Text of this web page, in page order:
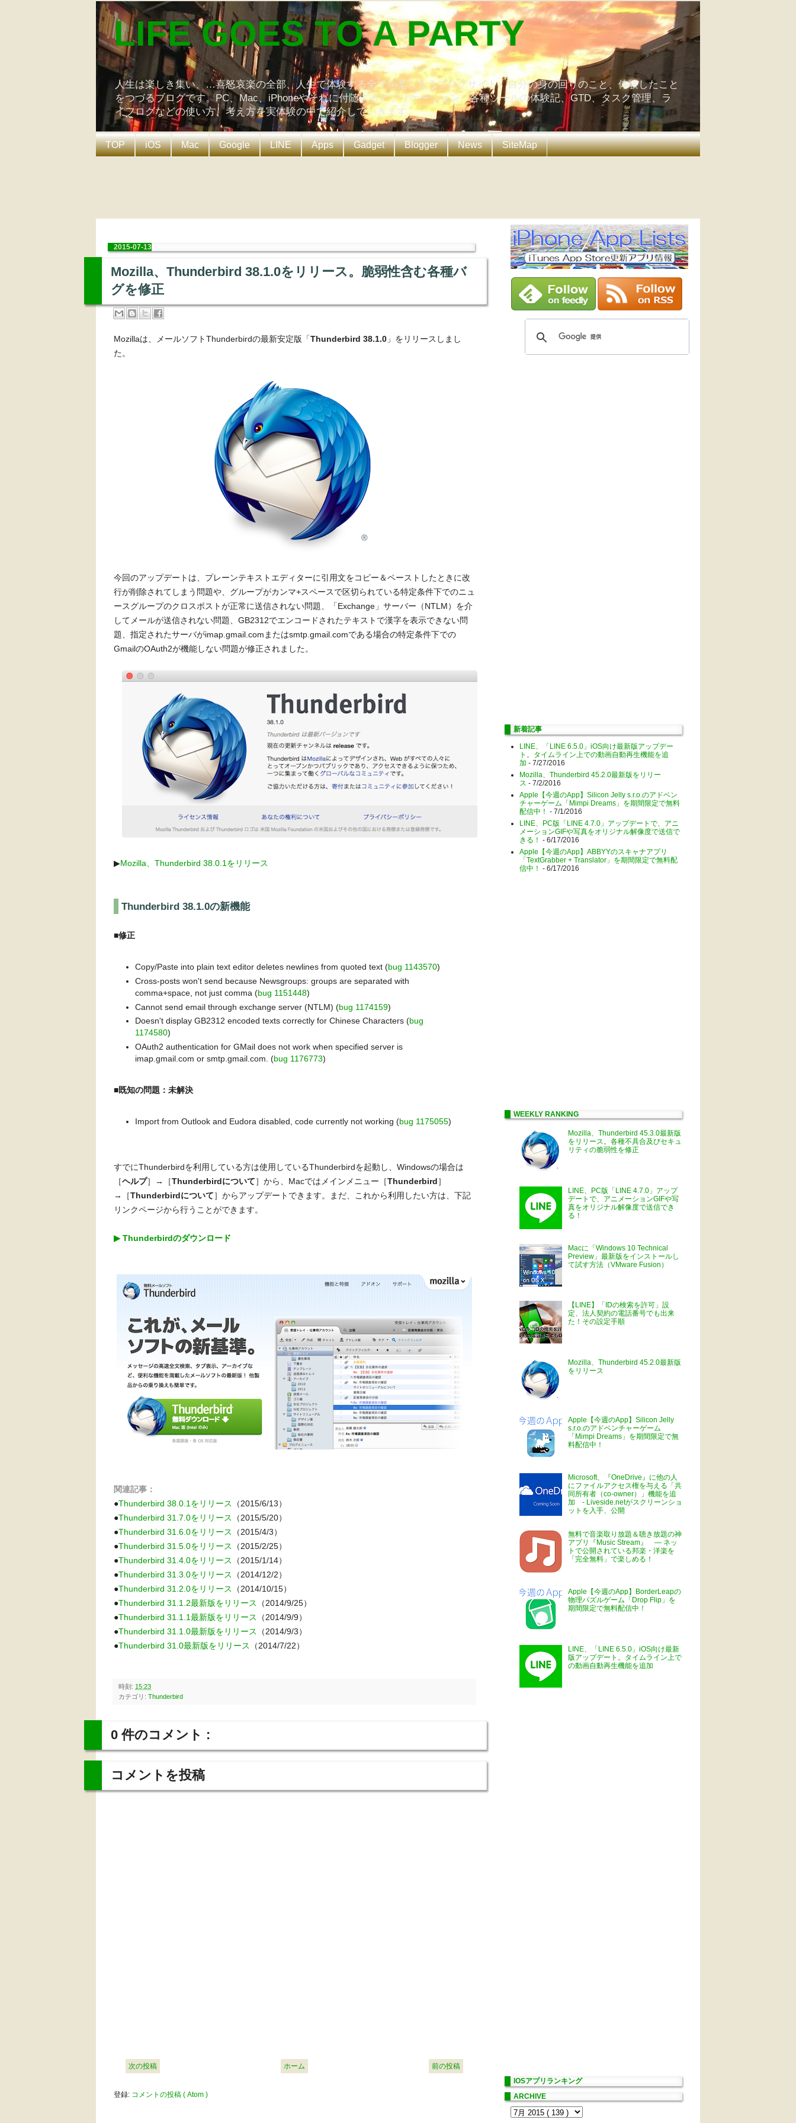
LIFE GOES TO A PARTY
人生は楽しき集い、…喜怒哀楽の全部、人生で体験する全てを楽しもうブログサイト。自分の身の回りのこと、体験したこと
をつづるブログです。PC、Mac、iPhoneやそれに付随するアプリケーション、各種ツールの体験記、GTD、タスク管理、ラ
イフログなどの使い方、考え方を実体験の中で紹介していきます。
TOP iOS Mac Google LINE Apps Gadget Blogger News SiteMap
2015-07-13
Mozilla、Thunderbird 38.1.0をリリース。脆弱性含む各種バ
グを修正
Mozillaは、メールソフトThunderbirdの最新安定版「Thunderbird 38.1.0 」をリリースしまし
た。
今回のアップデートは、プレーンテキストエディターに引用文をコピー＆ペーストしたときに改
行が削除されてしまう問題や、グループがカンマ+スペースで区切られている特定条件下でのニュ
ースグループのクロスポストが正常に送信されない問題、「Exchange」サーバー（NTLM）を介
してメールが送信されない問題、GB2312でエンコードされたテキストで漢字を表示できない問
題、指定されたサーバがimap.gmail.comまたはsmtp.gmail.comである場合の特定条件下での
GmailのOAuth2が機能しない問題が修正されました。
▶︎Mozilla、Thunderbird 38.0.1をリリース
Thunderbird 38.1.0の新機能
■修正
Copy/Paste into plain text editor deletes newlines from quoted text (bug 1143570)
Cross-posts won't send because Newsgroups: groups are separated with
comma+space, not just comma (bug 1151448)
Cannot send email through exchange server (NTLM) (bug 1174159)
Doesn't display GB2312 encoded texts correctly for Chinese Characters (bug
1174580)
OAuth2 authentication for GMail does not work when specified server is
imap.gmail.com or smtp.gmail.com. (bug 1176773)
■既知の問題：未解決
Import from Outlook and Eudora disabled, code currently not working (bug 1175055)
すでにThunderbirdを利用している方は使用しているThunderbirdを起動し、Windowsの場合は
［ヘルプ］→［Thunderbirdについて］から、Macではメインメニュー［Thunderbird］
→［Thunderbirdについて］からアップデートできます。まだ、これから利用したい方は、下記
リンクページから行うことができます。
▶︎ Thunderbirdのダウンロード
関連記事：
●Thunderbird 38.0.1をリリース
（2015/6/13）
●Thunderbird 31.7.0をリリース
（2015/5/20）
●Thunderbird 31.6.0をリリース
（2015/4/3）
●Thunderbird 31.5.0をリリース
（2015/2/25）
●Thunderbird 31.4.0をリリース
（2015/1/14）
●Thunderbird 31.3.0をリリース
（2014/12/2）
●Thunderbird 31.2.0をリリース
（2014/10/15）
●Thunderbird 31.1.2最新版をリリース
（2014/9/25）
●Thunderbird 31.1.1最新版をリリース
（2014/9/9）
●Thunderbird 31.1.0最新版をリリース
（2014/9/3）
●Thunderbird 31.0最新版をリリース （2014/7/22）
時刻: 15:23
カテゴリ: Thunderbird
0 件のコメント :
コメントを投稿
次の投稿 前の投稿
ホーム
登録: コメントの投稿 ( Atom )
新着記事
LINE、「LINE 6.5.0」iOS向け最新版アップデー
ト。タイムライン上での動画自動再生機能を追
加 - 7/27/2016
Mozilla、Thunderbird 45.2.0最新版をリリー
ス - 7/2/2016
Apple【今週のApp】Silicon Jelly s.r.o.のアドベン
チャーゲーム「Mimpi Dreams」を期間限定で無料
配信中！ - 7/1/2016
LINE、PC版「LINE 4.7.0」アップデートで、アニ
メーションGIFや写真をオリジナル解像度で送信で
きる！ - 6/17/2016
Apple【今週のApp】ABBYYのスキャナアプリ
「TextGrabber + Translator」を期間限定で無料配
信中！ - 6/17/2016
WEEKLY RANKING
Mozilla、Thunderbird 45.3.0最新版
をリリース。各種不具合及びセキュ
リティの脆弱性を修正
LINE、PC版「LINE 4.7.0」アップ
デートで、アニメーションGIFや写
真をオリジナル解像度で送信でき
る！
Macに「Windows 10 Technical
Preview」最新版をインストールし
て試す方法（VMware Fusion）
【LINE】「IDの検索を許可」設
定、法人契約の電話番号でも出来
た！その設定手順
Mozilla、Thunderbird 45.2.0最新版
をリリース
Apple【今週のApp】Silicon Jelly
s.r.o.のアドベンチャーゲーム
「Mimpi Dreams」を期間限定で無
料配信中！
Microsoft、『OneDrive』に他の人
にファイルアクセス権を与える「共
同所有者（co-owner）」機能を追
加 - Liveside.netがスクリーンショ
ットを入手、公開
無料で音楽取り放題＆聴き放題の神
アプリ『Music Stream』 ― ネッ
トで公開されている邦楽・洋楽を
「完全無料」で楽しめる！
Apple【今週のApp】BorderLeapの
物理パズルゲーム「Drop Flip」を
期間限定で無料配信中！
LINE、「LINE 6.5.0」iOS向け最新
版アップデート。タイムライン上で
の動画自動再生機能を追加
IOSアプリランキング
ARCHIVE